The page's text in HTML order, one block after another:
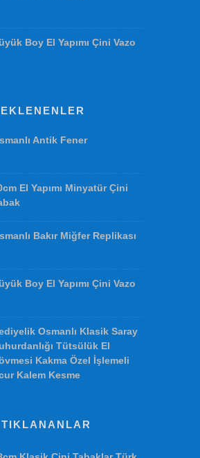
Süsü Klasik İznik Tarzı
Tabaklar Ottoman Turkish
Antik Fener
Boy El Yapımı Çini Vazo
Antik Fener
El Yapımı Minyatür Çini
Bakır Miğfer Replikası
Boy El Yapımı Çini Vazo